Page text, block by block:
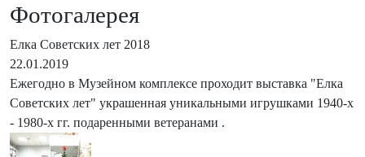
Фотогалерея
Елка Советских лет 2018
22.01.2019
Ежегодно в Музейном комплексе проходит выставка "Елка
Советских лет" украшенная уникальными игрушками 1940-х
- 1980-х гг. подаренными ветеранами .